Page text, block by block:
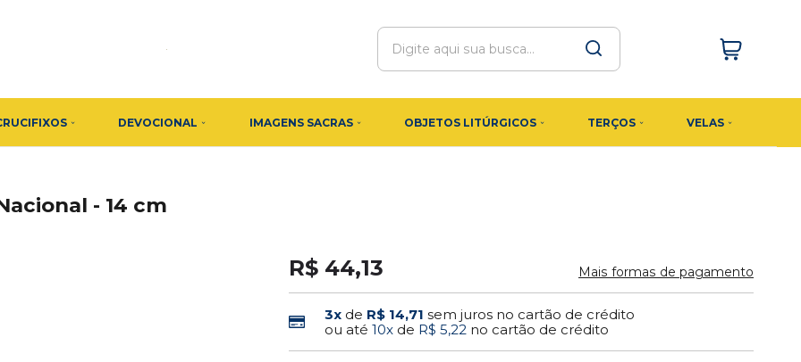
DEVOCIONAL IMAGENS SACRAS OBJETOS LITÚRGICOS TERÇOS VELAS
- 14 cm
R$ 44,13 Mais formas de pagamento
3x de R$ 14,71 sem juros no cartão de crédito
ou até10x de R$ 5,22 no cartão de crédito